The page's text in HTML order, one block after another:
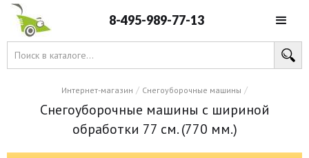
8-495-989-77-13
Интернет-магазин / Снегоуборочные машины /
Снегоуборочные машины с шириной
обработки 77 см. (770 мм.)